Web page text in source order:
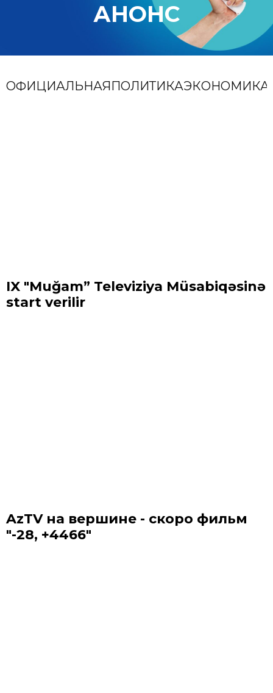
АНОНС
ОФИЦИАЛЬНАЯПОЛИТИКАЭКОНОМИКА
IX "Muğam” Televiziya Müsabiqəsinə
start verilir
AzTV на вершине - скоро фильм
"-28, +4466"